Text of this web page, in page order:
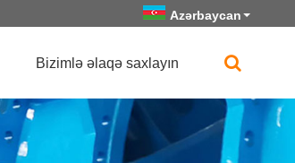
Azərbaycan
Bizimlə əlaqə saxlayın